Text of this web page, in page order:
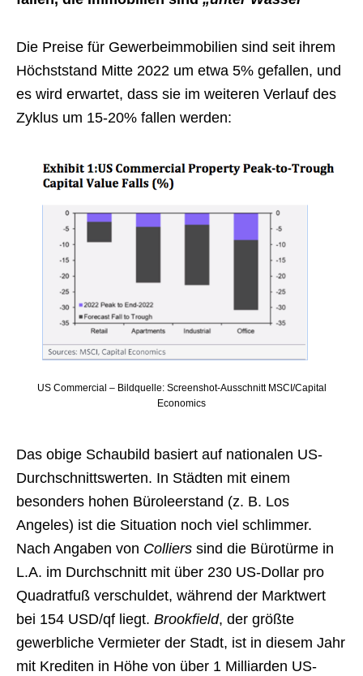
Die Preise für Gewerbeimmobilien sind seit ihrem
Höchststand Mitte 2022 um etwa 5% gefallen, und
es wird erwartet, dass sie im weiteren Verlauf des
Zyklus um 15-20% fallen werden:
US Commercial – Bildquelle: Screenshot-Ausschnitt MSCI/Capital
Economics
Das obige Schaubild basiert auf nationalen US-
Durchschnittswerten. In Städten mit einem
besonders hohen Büroleerstand (z. B. Los
Angeles) ist die Situation noch viel schlimmer.
Nach Angaben von Colliers sind die Bürotürme in
L.A. im Durchschnitt mit über 230 US-Dollar pro
Quadratfuß verschuldet, während der Marktwert
bei 154 USD/qf liegt. Brookfield, der größte
gewerbliche Vermieter der Stadt, ist in diesem Jahr
mit Krediten in Höhe von über 1 Milliarden US-